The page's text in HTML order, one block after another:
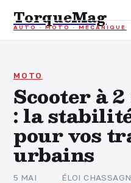
TorqueMag
AUTO · MOTO · MÉCANIQUE
Auto
Mécanique
Sports mécaniques
Assurance
MOTO
Scooter à
: la
pour vos
urbains
5 MAI
ÉLOI